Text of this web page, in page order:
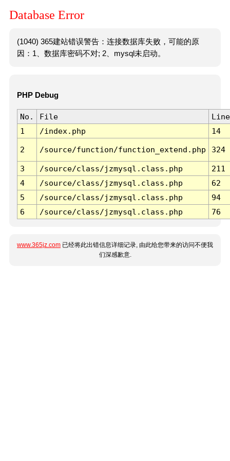
Database Error
(1040) 365建站错误警告：连接数据库失败，可能的原
因：1、数据库密码不对; 2、mysql未启动。
PHP Debug
No. File
Line
1
/index.php 14
2 /source/function/function_extend.php 324
3 /source/class/jzmysql.class.php
211
4
/source/class/jzmysql.class.php
62
5
/source/class/jzmysql.class.php
94
6
/source/class/jzmysql.class.php 76
www.365jz.com 已经将此出错信息详细记录, 由此给您带来的访问不便我
们深感歉意.